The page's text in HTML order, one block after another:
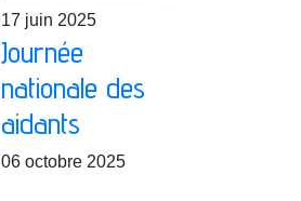
17 juin 2025
Journée
nationale des
aidants
06 octobre 2025